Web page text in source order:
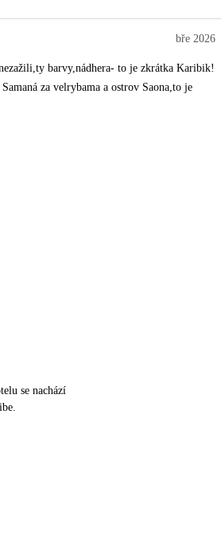
bře 2026
barvy,nádhera- to je zkrátka Karibik!
za velrybama a ostrov Saona,to je
se nachází